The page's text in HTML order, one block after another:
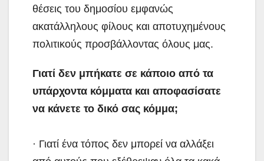
θέσεις του δημοσίου εμφανώς
ακατάλληλους φίλους και αποτυχημένους
πολιτικούς προσβάλλοντας όλους μας.
Γιατί δεν μπήκατε σε κάποιο από τα
υπάρχοντα κόμματα και αποφασίσατε
να κάνετε το δικό σας κόμμα;
· Γιατί ένα τόπος δεν μπορεί να αλλάξει